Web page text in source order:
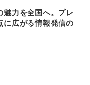
魅力を全国へ。プレ
に広がる情報発信の